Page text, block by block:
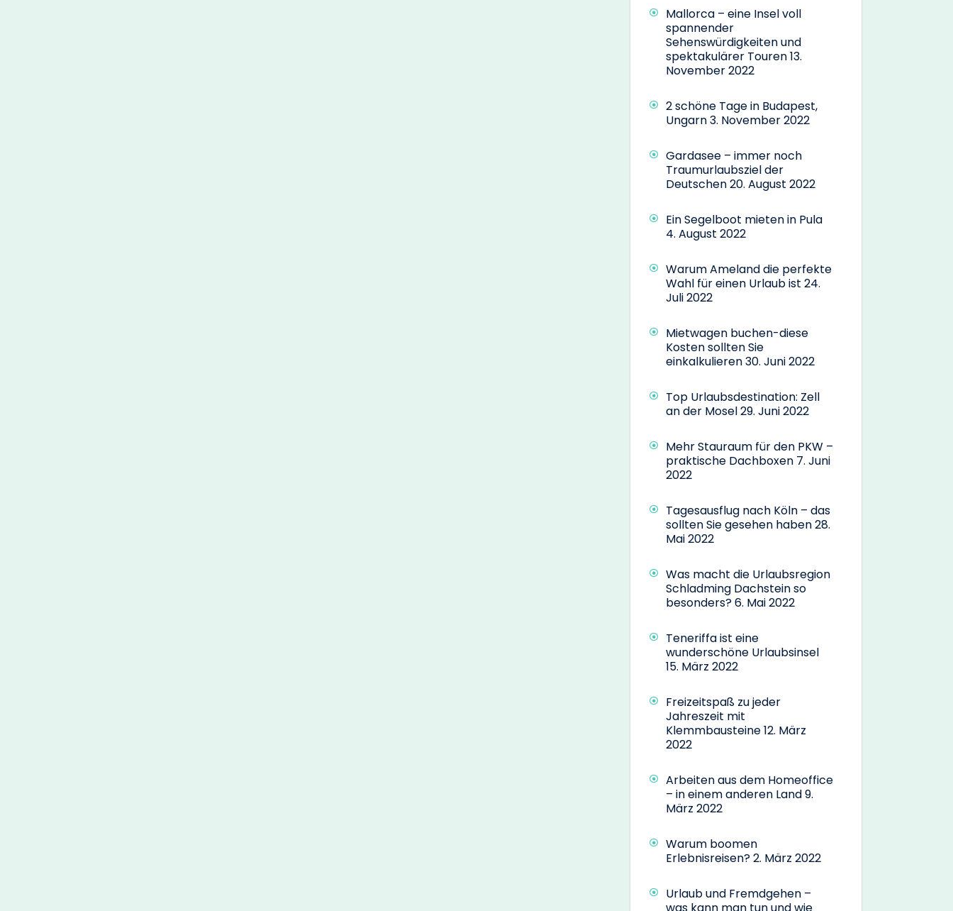
Mallorca – eine Insel voll
spannender
Sehenswürdigkeiten und
spektakulärer Touren13.
November 2022
2 schöne Tage in Budapest,
Ungarn3. November 2022
Gardasee – immer noch
Traumurlaubsziel der
Deutschen20. August 2022
Ein Segelboot mieten in Pula
4. August 2022
Warum Ameland die perfekte
Wahl für einen Urlaub ist 24.
Juli 2022
Mietwagen buchen-diese
Kosten sollten Sie
einkalkulieren30. Juni 2022
Top Urlaubsdestination: Zell
an der Mosel29. Juni 2022
Mehr Stauraum für den PKW –
praktische Dachboxen 7. Juni
2022
Tagesausflug nach Köln – das
sollten Sie gesehen haben28.
Mai 2022
Was macht die Urlaubsregion
Schladming Dachstein so
besonders?6. Mai 2022
Teneriffa ist eine
wunderschöne Urlaubsinsel
15. März 2022
Freizeitspaß zu jeder
Jahreszeit mit
Klemmbausteine12. März
2022
Arbeiten aus dem Homeoffice
– in einem anderen Land9.
März 2022
Warum boomen
Erlebnisreisen?2. März 2022
Urlaub und Fremdgehen –
was kann man tun und wie